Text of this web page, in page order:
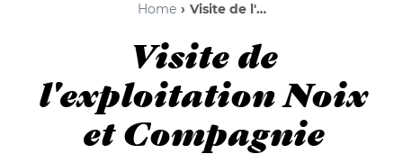
Home Visite de l'exploitation Noix et Compagnie
Visite de
l'exploitation Noix
et Compagnie